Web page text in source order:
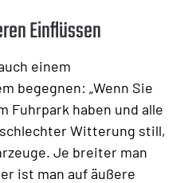
Einflüssen
einem
begegnen: „Wenn Sie
Fuhrpark haben und alle
Witterung still,
Je breiter man
ist man auf äußere